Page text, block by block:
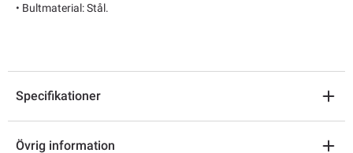
• Bultmaterial: Stål.
Specifikationer
Övrig information